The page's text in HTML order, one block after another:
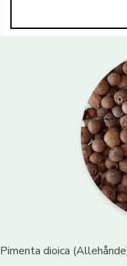
Pimenta dioica